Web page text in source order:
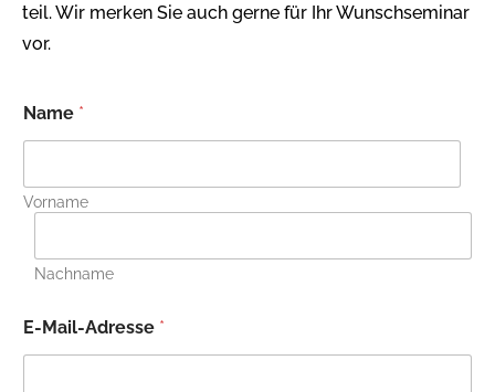
teil. Wir merken Sie auch gerne für Ihr Wunschseminar
vor.
Name *
Vorname
Nachname
E-Mail-Adresse *